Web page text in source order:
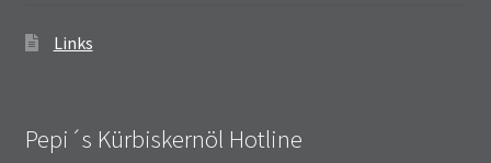
Links
Pepi´s Kürbiskernöl Hotline